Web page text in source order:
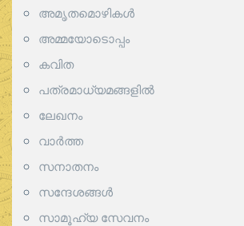
അമൃതമൊഴികള്‍
അമ്മയോടൊപ്പം
കവിത
പത്രമാധ്യമങ്ങളില്‍
ലേഖനം
വാര്‍ത്ത
സനാതനം
സന്ദേശങ്ങൾ
സാമൂഹ്യ സേവനം